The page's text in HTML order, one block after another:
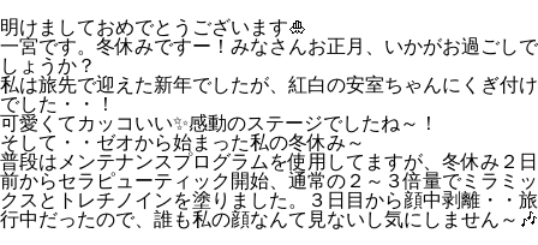
明けましておめでとうございます🎍
一宮です。冬休みですー！みなさんお正月、いかがお過ごしで
しょうか？
私は旅先で迎えた新年でしたが、紅白の安室ちゃんにくぎ付け
でした・・！
可愛くてカッコいい✨感動のステージでしたね～！
そして・・ゼオから始まった私の冬休み～
普段はメンテナンスプログラムを使用してますが、冬休み２日
前からセラピューティック開始、通常の２～３倍量でミラミッ
クスとトレチノインを塗りました。３日目から顔中剥離・・旅
行中だったので、誰も私の顔なんて見ないし気にしません～🎶